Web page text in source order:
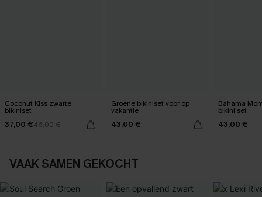
Coconut Kiss zwarte
bikiniset
37,00 €46,00 €
Groene bikiniset voor op
vakantie
43,00 €
Bahama
bikini set
43,00 €
VAAK SAMEN GEKOCHT